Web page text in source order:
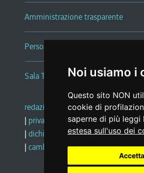
Noi usiamo i
Questo sito NON
cookie di
saperne di più leggi
estesa sull'uso dei
Accetta
Amministrazione trasparente
Persone e Uffici
Sala Tiziano Tessitori
redazione web |note legali |
| privacy
social media policy
| dichiarazione di accessibilità |
| cambio preferenze cookie